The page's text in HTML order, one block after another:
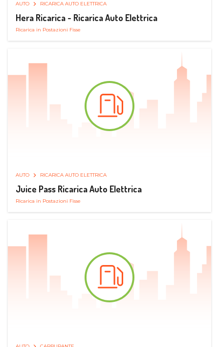
AUTO RICARICA AUTO ELETTRICA
Hera Ricarica - Ricarica Auto Elettrica
Ricarica in Postazioni Fisse
AUTO RICARICA AUTO ELETTRICA
Juice Pass Ricarica Auto Elettrica
Ricarica in Postazioni Fisse